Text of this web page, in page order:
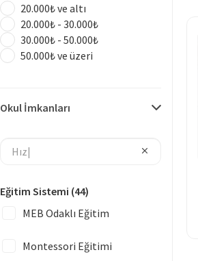
20.000₺ ve altı
20.000₺ - 30.000₺
30.000₺ - 50.000₺
50.000₺ ve üzeri
Okul İmkanları
Eğitim Sistemi (44)
MEB Odaklı Eğitim
Montessori Eğitimi